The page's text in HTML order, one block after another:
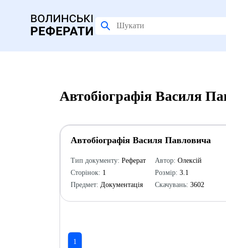
Автобіографія Василя
Автобіографія Василя Павловича
Тип документу: Реферат
Сторінок: 1
Предмет: Документація
Автор: Олексій
Розмір: 3.1
Скачувань: 3602
1